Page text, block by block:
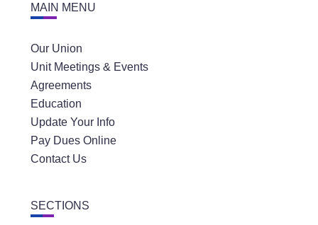
MAIN MENU
Our Union
Unit Meetings & Events
Agreements
Education
Update Your Info
Pay Dues Online
Contact Us
SECTIONS